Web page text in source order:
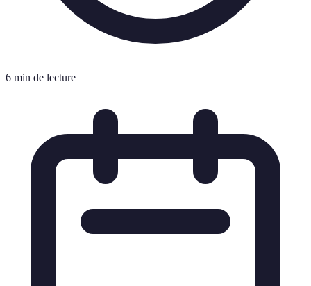
6 min de lecture